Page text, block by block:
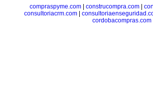
compraspyme.com
construcompra.com
consultoriacrm.com|
cordobacompras.com